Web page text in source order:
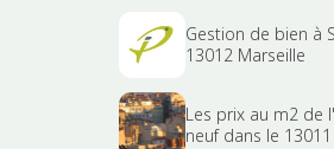
Gestion de bien à
13012 Marseille
Les prix au m2 de
neuf dans le